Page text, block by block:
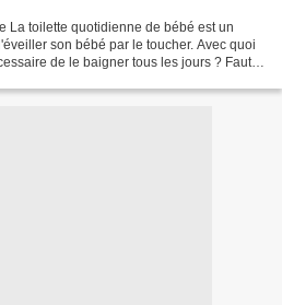
La toilette quotidienne de bébé est un
son bébé par le toucher. Avec quoi
de le baigner tous les jours ? Faut-il